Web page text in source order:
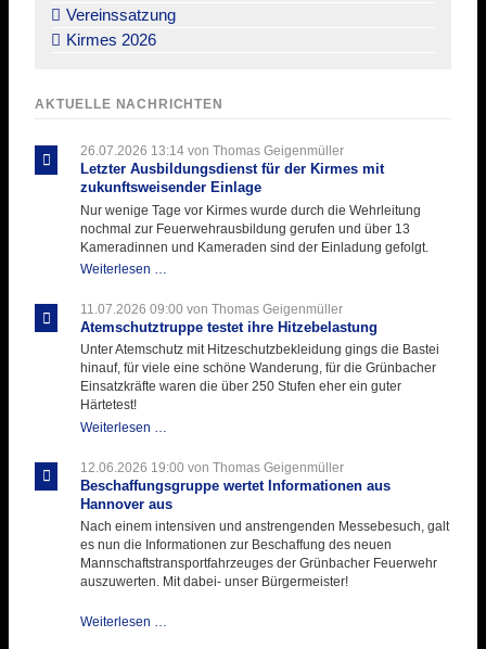
Vereinssatzung
Kirmes 2026
AKTUELLE NACHRICHTEN
26.07.2026 13:14von Thomas Geigenmüller
Letzter Ausbildungsdienst für der Kirmes mit
zukunftsweisender Einlage
Nur wenige Tage vor Kirmes wurde durch die Wehrleitung
nochmal zur Feuerwehrausbildung gerufen und über 13
Kameradinnen und Kameraden sind der Einladung gefolgt.
Weiterlesen …
für
der
Kirmes
mit
zukunftsweisender
11.07.2026 09:00 von Thomas Geigenmüller
Atemschutztruppe testet ihre Hitzebelastung
Unter Atemschutz mit Hitzeschutzbekleidung gings die Bastei
hinauf, für viele eine schöne Wanderung, für die Grünbacher
Einsatzkräfte waren die über 250 Stufen eher ein guter
Härtetest!
Weiterlesen …
ihre
Hitzebelastung
12.06.2026 19:00 von Thomas Geigenmüller
Beschaffungsgruppe wertet Informationen aus
Hannover aus
Nach einem intensiven und anstrengenden Messebesuch, galt
es nun die Informationen zur Beschaffung des neuen
Mannschaftstransportfahrzeuges der Grünbacher Feuerwehr
auszuwerten. Mit dabei- unser Bürgermeister!
Weiterlesen …